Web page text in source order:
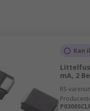
Kan
mA, 2
RS-